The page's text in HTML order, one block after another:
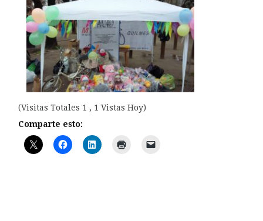
(Visitas Totales 1 , 1 Vistas Hoy)
Comparte esto: